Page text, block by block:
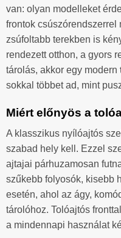
van: olyan modelleket
frontok csúszórendszerrel
zsúfoltabb terekben is
rendezett otthon, a gyors
tárolás, akkor egy modern
sokkal többet ad, mint
Miért előnyös a
A klasszikus nyílóajtós
szabad hely kell. Ezzel
ajtajai párhuzamosan
szűkebb folyosók, kisebb
esetén, ahol az ágy,
tárolóhoz. Tolóajtós
a mindennapi használat